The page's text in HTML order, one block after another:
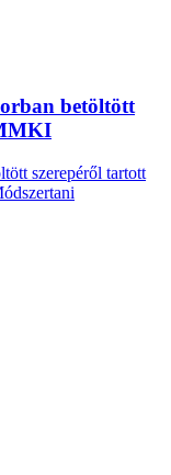
betöltött
szerepéről tartott